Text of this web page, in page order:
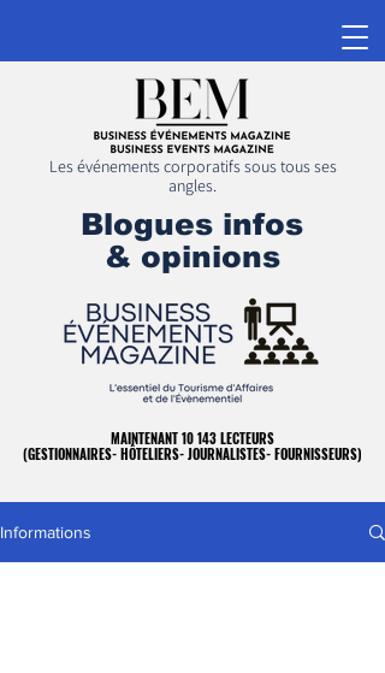
Les événements corporatifs sous tous ses
angles.
Blogues infos
& opinions
MAINTENANT 10 143 LECTEURS
(GESTIONNAIRES- HÔTELIERS- JOURNALISTES- FOURNISSEURS)
MAINTENANT 10 143 LECTEURS
(GESTIONNAIRES- HÔTELIERS- JOURNALISTES- FOURNISSEURS)
Informations